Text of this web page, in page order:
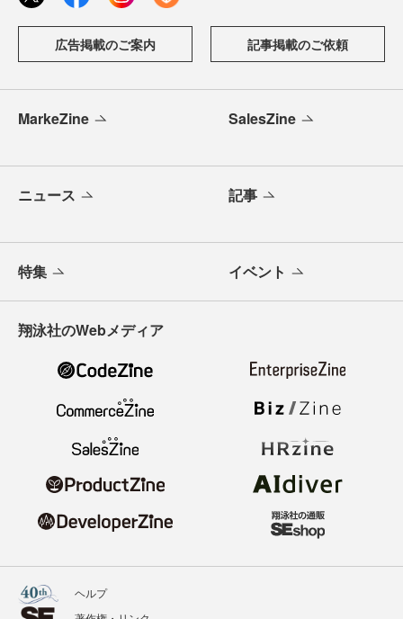
広告掲載のご案内 記事掲載のご依頼
MarkeZine SalesZine
ニュース 記事
特集 イベント
翔泳社のWebメディア
ヘルプ